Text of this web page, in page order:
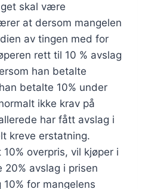
skal være
at dersom mangelen
av tingen med for
rett til 10 % avslag
han betalte
betalte 10% under
ikke krav på
har fått avslag i
kreve erstatning.
overpris, vil kjøper i
20% avslag i prisen
for mangelens